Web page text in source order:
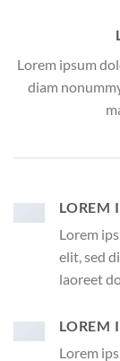
Lorem ipsum
diam
LOREM
Lorem
elit, sed
laoreet
LOREM
Lorem